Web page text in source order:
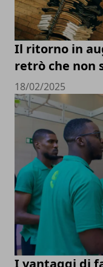
Il ritorno in
retrò che non
18/02/2025
I vantaggi di